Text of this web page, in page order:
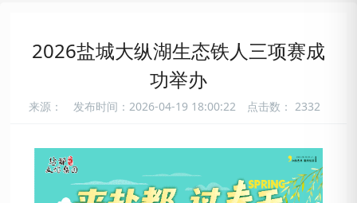
2026盐城大纵湖生态铁人三项赛成
功举办
来源： 发布时间：2026-04-19 18:00:22 点击数： 2332